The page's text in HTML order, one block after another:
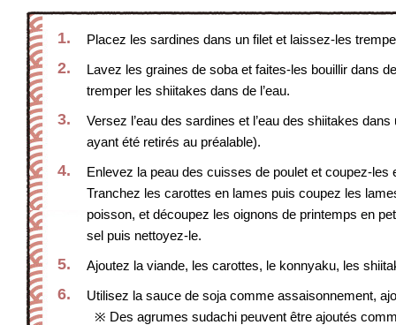
1. Placez les sardines dans un filet et laissez-les
2.
Lavez les graines de soba et faites-les bouillir dans
tremper les shiitakes dans de l’eau.
3.
Versez l’eau des sardines et l’eau des shiitakes
ayant été retirés au préalable).
4.
Enlevez la peau des cuisses de poulet et coupez-
Tranchez les carottes en lames puis coupez les
poisson, et découpez les oignons de printemps en
sel puis nettoyez-le.
5. Ajoutez la viande, les carottes, le konnyaku, les
6.
Utilisez la sauce de soja comme assaisonnement,
※ Des agrumes sudachi peuvent être ajoutés